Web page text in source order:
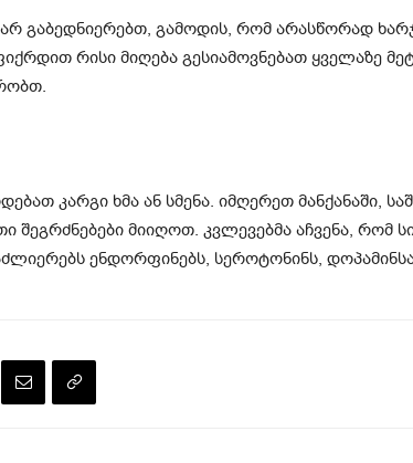
გაბედნიერებთ, გამოდის, რომ არასწორად
რისი მიღება გესიამოვნებათ ყველაზე
კარგი ხმა ან სმენა. იმღერეთ მანქანაში,
შეგრძნებები მიიღოთ. კვლევებმა აჩვენა, რომ
ენდორფინებს, სეროტონინს,